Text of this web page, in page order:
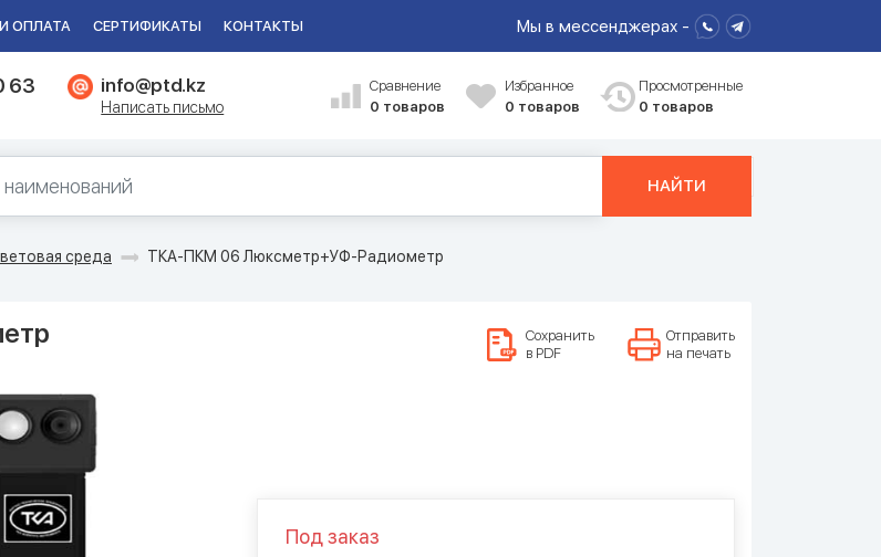
ОПЛАТА СЕРТИФИКАТЫ КОНТАКТЫ Мы в мессенджерах -
63 info@ptd.kz
Написать письмо
Сравнение
0 товаров
Избранное
0 товаров
Просмотренные
0 товаров
НАЙТИ
среда ТКА-ПКМ 06 Люксметр+УФ-Радиометр
Сохранить
в PDF
Отправить
на печать
Под заказ